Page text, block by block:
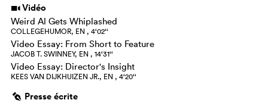
i Vidéo
Weird Al Gets Whiplashed
COLLEGEHUMOR, EN , 4‘02‘‘
Video Essay: From Short to Feature
JACOB T. SWINNEY, EN , 14‘31‘‘
Video Essay: Director's Insight
KEES VAN DIJKHUIZEN JR., EN , 4‘20‘‘
g Presse écrite